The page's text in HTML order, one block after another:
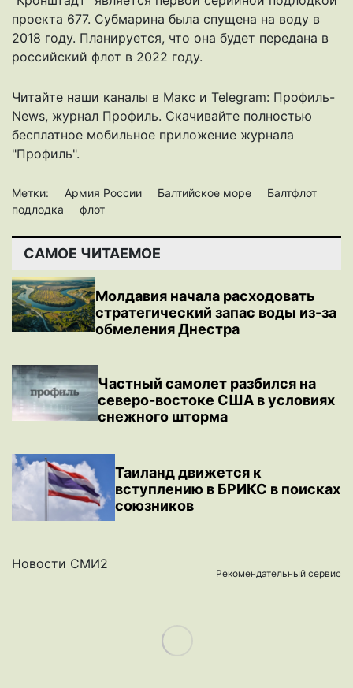
проекта 677. Субмарина была спущена на воду в
2018 году. Планируется, что она будет передана в
российский флот в 2022 году.
Читайте наши каналы в Макс и Telegram: Профиль-
News, журнал Профиль. Скачивайте полностью
бесплатное мобильное приложение журнала
"Профиль".
Метки: Армия России Балтийское море
Балтфлот
подлодка
флот
САМОЕ ЧИТАЕМОЕ
Молдавия начала расходовать
стратегический запас воды из-за
обмеления Днестра
Частный самолет разбился на
северо-востоке США в условиях
снежного шторма
Таиланд движется к
вступлению в БРИКС в поисках
союзников
Новости СМИ2
Рекомендательный сервис
Load More